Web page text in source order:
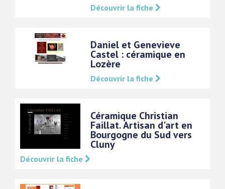
Découvrir la fiche
Daniel et Genevieve
Castel : céramique en
Lozère
Découvrir la fiche
Céramique Christian
Faillat. Artisan d'art en
Bourgogne du Sud vers
Cluny
Découvrir la fiche